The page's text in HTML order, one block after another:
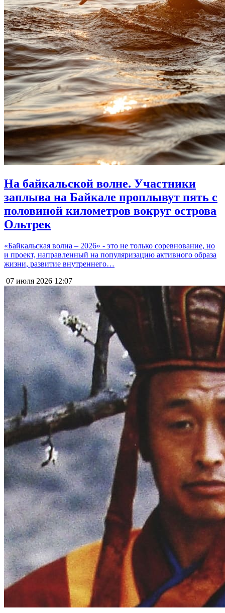
На байкальской волне. Участники
заплыва на Байкале проплывут пять с
половиной километров вокруг острова
Ольтрек
«Байкальская волна – 2026» - это не только соревнование, но
и проект, направленный на популяризацию активного образа
жизни, развитие внутреннего…
07 июля 2026 12:07